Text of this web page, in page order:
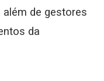
além de gestores
da